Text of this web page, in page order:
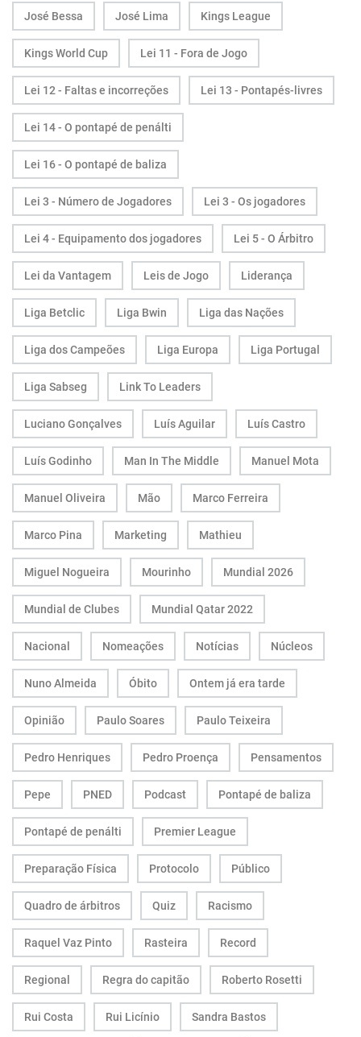
José Bessa José Lima Kings League
Kings World Cup Lei 11 - Fora de Jogo
Lei 12 - Faltas e incorreções Lei 13 - Pontapés-livres
Lei 14 - O pontapé de penálti
Lei 16 - O pontapé de baliza
Lei 3 - Número de Jogadores Lei 3 - Os jogadores
Lei 4 - Equipamento dos jogadores Lei 5 - O Árbitro
Lei da Vantagem Leis de Jogo Liderança
Liga Betclic Liga Bwin Liga das Nações
Liga dos Campeões Liga Europa Liga Portugal
Liga Sabseg Link To Leaders
Luciano Gonçalves Luís Aguilar Luís Castro
Luís Godinho Man In The Middle Manuel Mota
Manuel Oliveira Mão Marco Ferreira
Marco Pina Marketing Mathieu
Miguel Nogueira Mourinho Mundial 2026
Mundial de Clubes Mundial Qatar 2022
Nacional Nomeações Notícias Núcleos
Nuno Almeida Óbito Ontem já era tarde
Opinião Paulo Soares Paulo Teixeira
Pedro Henriques Pedro Proença Pensamentos
Pepe PNED Podcast Pontapé de baliza
Pontapé de penálti Premier League
Preparação Física Protocolo Público
Quadro de árbitros Quiz Racismo
Raquel Vaz Pinto Rasteira Record
Regional Regra do capitão Roberto Rosetti
Rui Costa Rui Licínio Sandra Bastos